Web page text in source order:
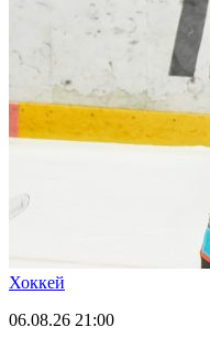
Хоккей
06.08.26 21:00